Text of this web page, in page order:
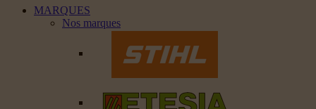
MARQUES
Nos marques